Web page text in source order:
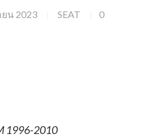
น 2023 SEAT
0
1996-2010